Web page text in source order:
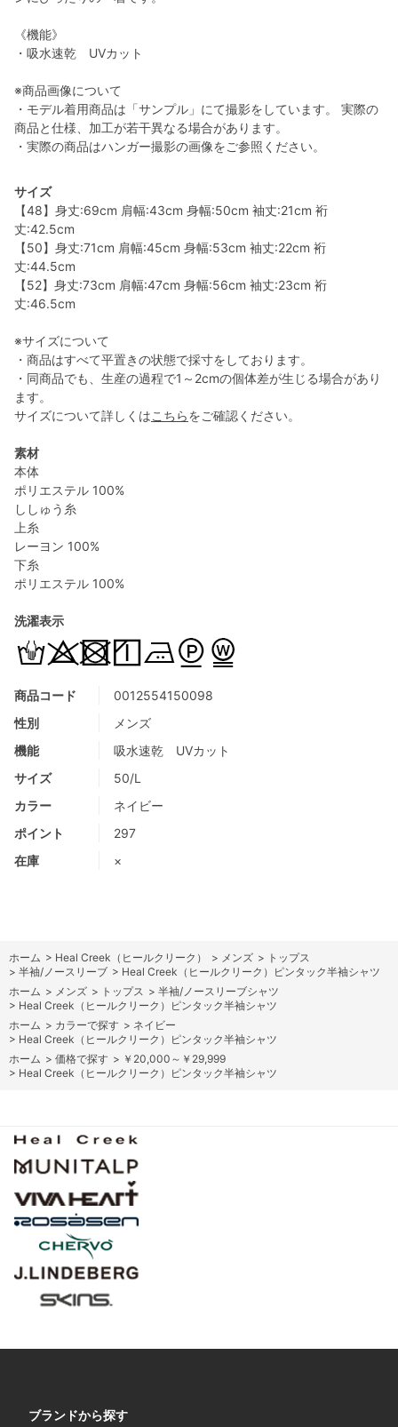
商品コード
0012554150098
性別
メンズ
機能
吸水速乾 UVカット
サイズ
50/L
カラー
ネイビー
ポイント
297
在庫
×
《機能》
・吸水速乾 UVカット
※商品画像について
・モデル着用商品は「サンプル」にて撮影をしています。 実際の
商品と仕様、加工が若干異なる場合があります。
・実際の商品はハンガー撮影の画像をご参照ください。
サイズ
【48】身丈:69cm 肩幅:43cm 身幅:50cm 袖丈:21cm 裄
丈:42.5cm
【50】身丈:71cm 肩幅:45cm 身幅:53cm 袖丈:22cm 裄
丈:44.5cm
【52】身丈:73cm 肩幅:47cm 身幅:56cm 袖丈:23cm 裄
丈:46.5cm
※サイズについて
・商品はすべて平置きの状態で採寸をしております。
・同商品でも、生産の過程で1～2cmの個体差が生じる場合があり
ます。
サイズについて詳しくはこちらをご確認ください。
素材
本体
ポリエステル 100%
ししゅう糸
上糸
レーヨン 100%
下糸
ポリエステル 100%
洗濯表示
ホーム > Heal Creek（ヒールクリーク） > メンズ > トップス
> 半袖/ノースリーブ > Heal Creek（ヒールクリーク）ピンタック半袖シャツ
ホーム > メンズ > トップス > 半袖/ノースリーブシャツ
> Heal Creek（ヒールクリーク）ピンタック半袖シャツ
ホーム > カラーで探す > ネイビー
> Heal Creek（ヒールクリーク）ピンタック半袖シャツ
ホーム > 価格で探す > ￥20,000～￥29,999
> Heal Creek（ヒールクリーク）ピンタック半袖シャツ
ブランドから探す